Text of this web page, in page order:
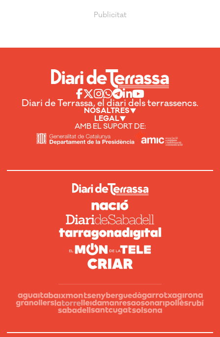
Diari de Terrassa, el diari dels terrassencs.
NOSALTRES
LEGAL
AMB EL SUPORT DE: